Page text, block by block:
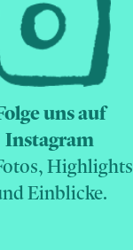
uns auf
Instagram
Highlights
Einblicke.